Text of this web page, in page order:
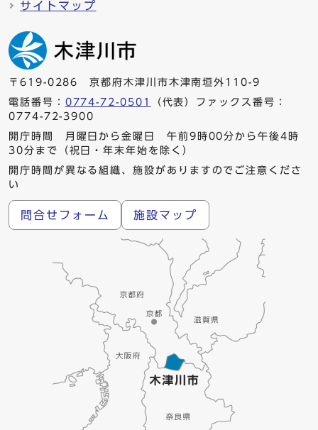
サイトマップ
〒619-0286 京都府木津川市木津南垣外110-9
電話番号： 0774-72-0501
（代表）ファックス番号：
0774-72-3900
開庁時間 月曜日から金曜日 午前9時00分から午後4時
30分まで（祝日・年末年始を除く）
開庁時間が異なる組織、施設がありますのでご注意くださ
い
問合せフォーム 施設マップ